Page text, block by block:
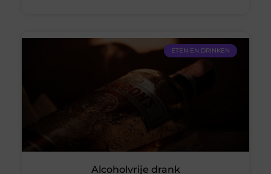
ETEN EN DRINKEN
Alcoholvrije drank